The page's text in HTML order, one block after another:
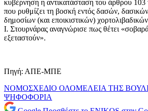
κυβέρνηση η αντικατάσταση του άρθρου
που ρυθμίζει τη βοσκή εντός δασών,
δημοσίων (και εποικιστικών)
Ι. Στουρνάρας αναγνώρισε πως θέτει
εξεταστούν».
Πηγή: ΑΠΕ-ΜΠΕ
ΝΟΜΟΣΧΕΔΙΟ ΟΛΟΜΕΛΕΙΑ ΤΗΣ
ΨΗΦΟΦΟΡΙΑ